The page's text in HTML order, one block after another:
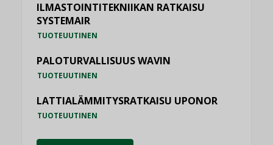
ILMASTOINTITEKNIIKAN RATKAISU
SYSTEMAIR
TUOTEUUTINEN
PALOTURVALLISUUS WAVIN
TUOTEUUTINEN
LATTIALÄMMITYSRATKAISU UPONOR
TUOTEUUTINEN